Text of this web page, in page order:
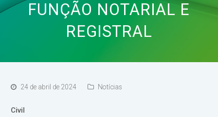
FUNÇÃO NOTARIAL E
REGISTRAL
24 de abril de 2024 Notícias
Civil